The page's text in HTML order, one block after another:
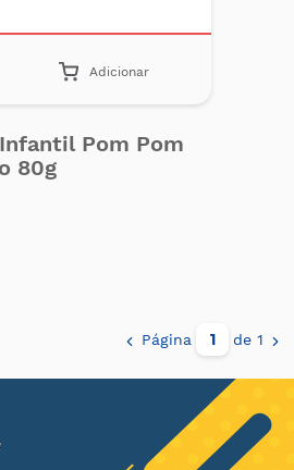
Adicionar
Pom Pom
80g
Página de 1